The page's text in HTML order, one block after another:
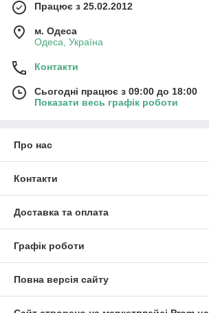
Працює з 25.02.2012
м. Одеса
Одеса, Україна
Контакти
Сьогодні працює з 09:00 до 18:00
Показати весь графік роботи
Про нас
Контакти
Доставка та оплата
Графік роботи
Повна версія сайту